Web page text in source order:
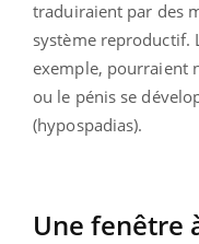
traduiraient par des
système reproductif.
exemple, pourraient
ou le pénis se
(hypospadias).
Une fenêtre